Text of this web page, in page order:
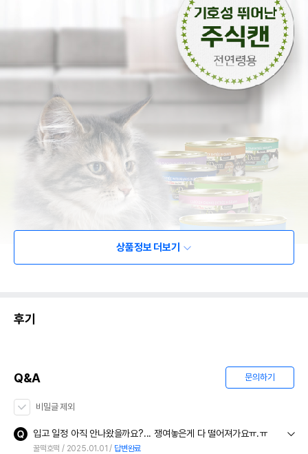
상품정보 더보기
후기
Q&A 문의하기
비밀글 제외
입고 일정 아직 안나왔을까요?... 쟁여놓은게 다 떨어져가요ㅠ.ㅠ
꿀떡호떡 2025.01.01 답변완료